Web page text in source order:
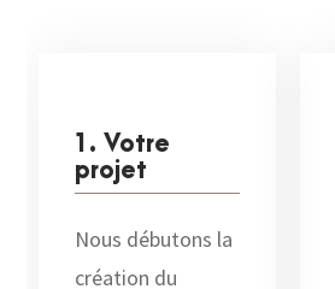
1. Votre
projet
Nous débutons la
création du